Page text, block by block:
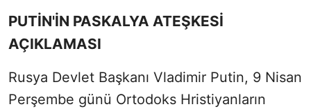
PUTİN'İN PASKALYA ATEŞKESİ
AÇIKLAMASI
Rusya Devlet Başkanı Vladimir Putin, 9 Nisan
Perşembe günü Ortodoks Hristiyanların